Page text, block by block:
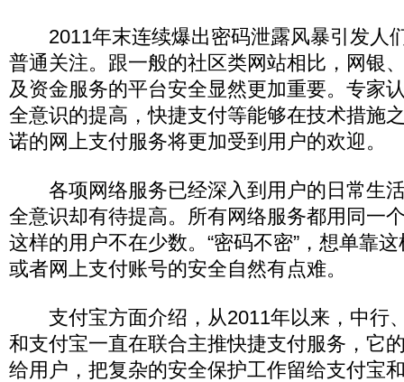
2011年末连续爆出密码泄露风暴引发人
普通关注。跟一般的社区类网站相比，网银
及资金服务的平台安全显然更加重要。专家
全意识的提高，快捷支付等能够在技术措施
诺的网上支付服务将更加受到用户的欢迎。
各项网络服务已经深入到用户的日常生
全意识却有待提高。所有网络服务都用同一
这样的用户不在少数。“密码不密”，想单靠
或者网上支付账号的安全自然有点难。
支付宝方面介绍，从2011年以来，中行
和支付宝一直在联合主推快捷支付服务，它
给用户，把复杂的安全保护工作留给支付宝